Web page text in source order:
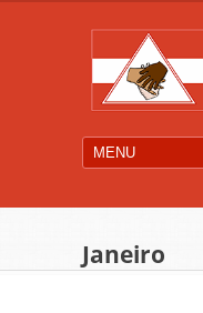
Janeiro